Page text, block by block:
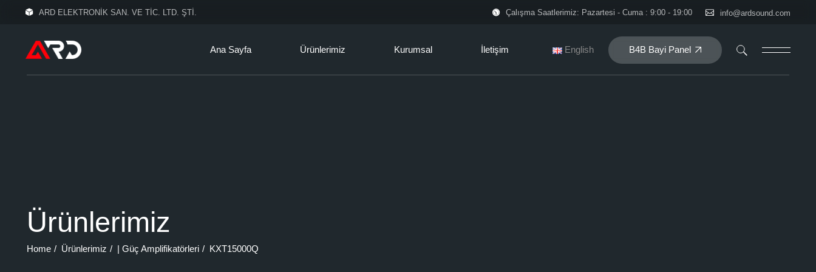
ARD ELEKTRONİK SAN. VE TİC. LTD. ŞTİ. Çalışma Saatlerimiz: Pazartesi - Cuma : 9:00 - 19:00 info@ardsound.com
Ana Sayfa Ürünlerimiz Kurumsal İletişim English B4B Bayi Panel
Ürünlerimiz
Home Ürünlerimiz | Güç Amplifikatörleri KXT15000Q